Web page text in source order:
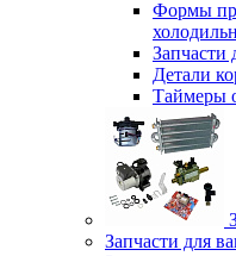
Формы
Запчасти
Детали
Таймеры
Запчасти для